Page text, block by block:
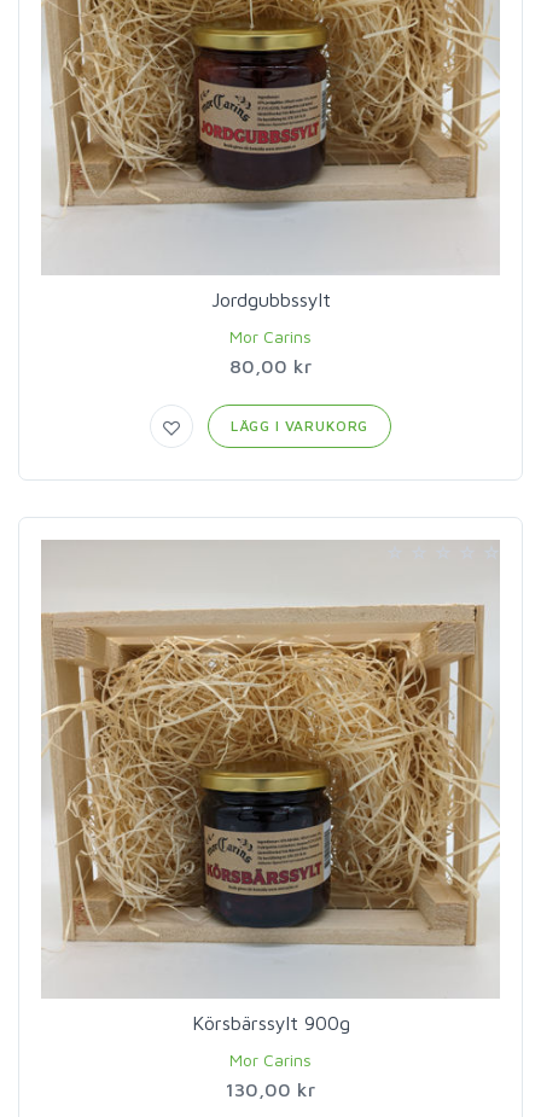
Jordgubbssylt
Mor Carins
80,00 kr
LÄGG I VARUKORG
Körsbärssylt 900g
Mor Carins
130,00 kr